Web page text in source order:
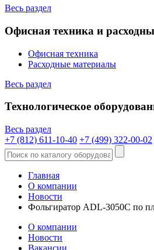
Весь раздел
Офисная техника и
Офисная техника
Расходные материалы
Весь раздел
Технологическое
Весь раздел
+7 (812) 611-10-40 +7 (499) 322-00-02
Главная
О компании
Новости
Фольгиратор ADL-3050С по
О компании
Новости
Вакансии